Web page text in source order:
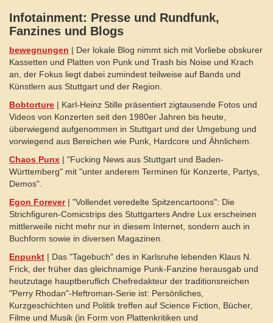
Infotainment: Presse und Rundfunk,
Fanzines und Blogs
bewegnungen | Der lokale Blog nimmt sich mit Vorliebe obskurer
Kassetten und Platten von Punk und Trash bis Noise und Krach
an, der Fokus liegt dabei zumindest teilweise auf Bands und
Künstlern aus Stuttgart und der Region.
Bobtorture | Karl-Heinz Stille präsentiert zigtausende Fotos und
Videos von Konzerten seit den 1980er Jahren bis heute,
überwiegend aufgenommen in Stuttgart und der Umgebung und
vorwiegend aus Bereichen wie Punk, Hardcore und Ähnlichem.
Chaos Punx | "Fucking News aus Stuttgart und Baden-
Württemberg" mit "unter anderem Terminen für Konzerte, Partys,
Demos".
Egon Forever| "Vollendet veredelte Spitzencartoons": Die
Strichfiguren-Comicstrips des Stuttgarters Andre Lux erscheinen
mittlerweile nicht mehr nur in diesem Internet, sondern auch in
Buchform sowie in diversen Magazinen.
Enpunkt | Das "Tagebuch" des in Karlsruhe lebenden Klaus N.
Frick, der früher das gleichnamige Punk-Fanzine herausgab und
heutzutage hauptberuflich Chefredakteur der traditionsreichen
"Perry Rhodan"-Heftroman-Serie ist: Persönliches,
Kurzgeschichten und Politik treffen auf Science Fiction, Bücher,
Filme und Musik (in Form von Plattenkritiken und